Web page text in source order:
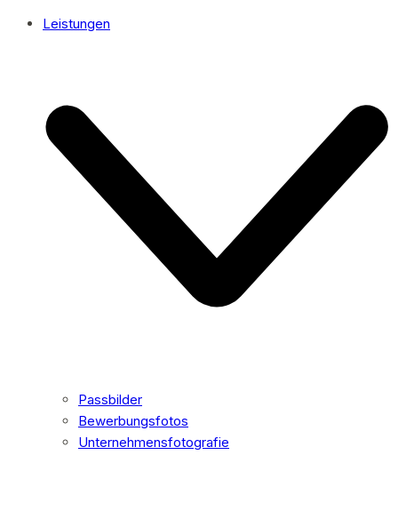
Leistungen
Passbilder
Bewerbungsfotos
Unternehmensfotografie